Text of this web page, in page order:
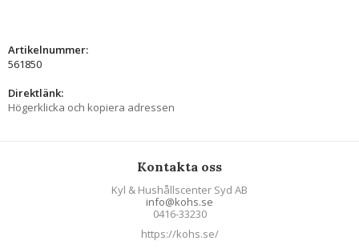
Artikelnummer:
561850
Direktlänk:
Högerklicka och kopiera adressen
Kontakta oss
Kyl & Hushållscenter Syd AB
info@kohs.se
0416-33230
https://kohs.se/